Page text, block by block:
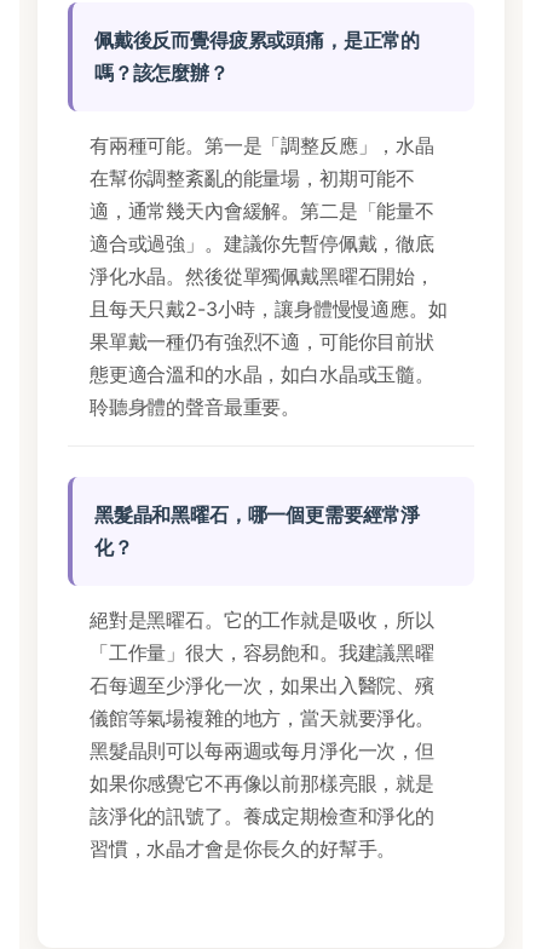
佩戴後反而覺得疲累或頭痛，是正常的
嗎？該怎麼辦？
有兩種可能。第一是「調整反應」，水晶
在幫你調整紊亂的能量場，初期可能不
適，通常幾天內會緩解。第二是「能量不
適合或過強」。建議你先暫停佩戴，徹底
淨化水晶。然後從單獨佩戴黑曜石開始，
且每天只戴2-3小時，讓身體慢慢適應。如
果單戴一種仍有強烈不適，可能你目前狀
態更適合溫和的水晶，如白水晶或玉髓。
聆聽身體的聲音最重要。
黑髮晶和黑曜石，哪一個更需要經常淨
化？
絕對是黑曜石。它的工作就是吸收，所以
「工作量」很大，容易飽和。我建議黑曜
石每週至少淨化一次，如果出入醫院、殯
儀館等氣場複雜的地方，當天就要淨化。
黑髮晶則可以每兩週或每月淨化一次，但
如果你感覺它不再像以前那樣亮眼，就是
該淨化的訊號了。養成定期檢查和淨化的
習慣，水晶才會是你長久的好幫手。